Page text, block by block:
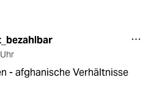
- afghanische Verhältnisse